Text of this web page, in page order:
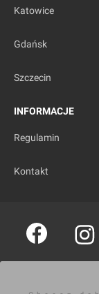
Katowice
Gdańsk
Szczecin
INFORMACJE
Regulamin
Kontakt